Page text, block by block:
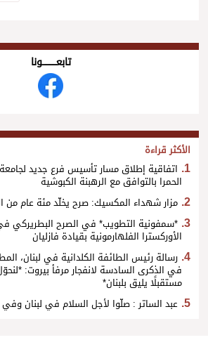
تابعــــــــــونا
الأكثر قراءة
اتفاقية إطلاق مسار تأسيس فرع جديد
الحمرا بالتوافق مع الرهبنة الكبوشية
مزار شهداء المكسيك: صرح يخلّد مئة عام من
*سمفونية التطويب* في الصرح البطريركي
الأوركسترا الفلهارمونية بقيادة فازليان
رسالة رئيس الطائفة الكلدانية في لبنان،
في الذكرى السادسة لانفجار مرفأ بيروت:
مستقبلًا يليق بلبنان*
عبد الساتر : صلّوا لأجل السلام في لبنان